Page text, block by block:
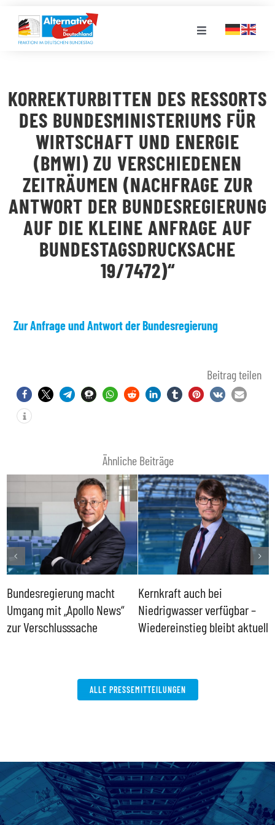
Inhalt
springen
Toggle
LANDESGRUPPEN
VERANSTALTUNGEN
PRESSE
STELLENPORTAL
KORREKTURBITTEN DES RESSORTS
DES BUNDESMINISTERIUMS FÜR
WIRTSCHAFT UND ENERGIE
(BMWI) ZU VERSCHIEDENEN
ZEITRÄUMEN (NACHFRAGE ZUR
ANTWORT DER BUNDESREGIERUNG
AUF DIE KLEINE ANFRAGE AUF
BUNDESTAGSDRUCKSACHE
19/7472)“
Zur Anfrage und Antwort der Bundesregierung
Beitrag teilen
Ähnliche Beiträge
Bundesregierung macht
Umgang mit „Apollo News“
zur Verschlusssache
Kernkraft auch bei
Niedrigwasser verfügbar –
Wiedereinstieg bleibt aktuell
ALLE PRESSEMITTEILUNGEN